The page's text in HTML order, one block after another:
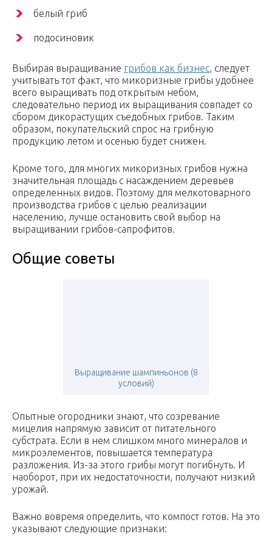
белый гриб
подосиновик
Выбирая выращивание грибов как бизнес, следует
учитывать тот факт, что микоризные грибы удобнее
всего выращивать под открытым небом,
следовательно период их выращивания совпадет со
сбором дикорастущих съедобных грибов. Таким
образом, покупательский спрос на грибную
продукцию летом и осенью будет снижен.
Кроме того, для многих микоризных грибов нужна
значительная площадь с насаждением деревьев
определенных видов. Поэтому для мелкотоварного
производства грибов с целью реализации
населению, лучше остановить свой выбор на
выращивании грибов-сапрофитов.
Общие советы
Выращивание шампиньонов (8
условий)
Опытные огородники знают, что созревание
мицелия напрямую зависит от питательного
субстрата. Если в нем слишком много минералов и
микроэлементов, повышается температура
разложения. Из-за этого грибы могут погибнуть. И
наоборот, при их недостаточности, получают низкий
урожай.
Важно вовремя определить, что компост готов. На это
указывают следующие признаки: